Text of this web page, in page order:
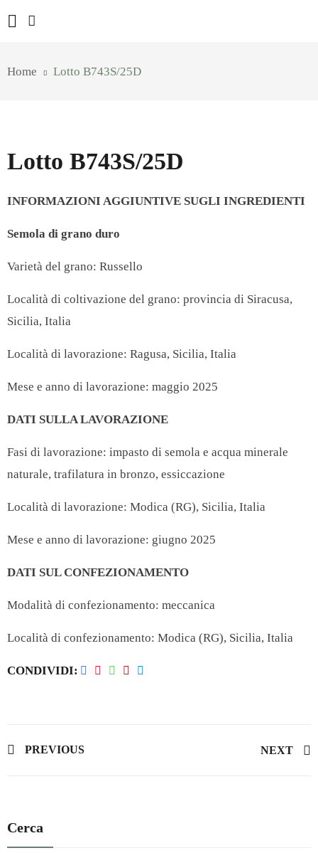
Home Lotto B743S/25D
Lotto B743S/25D
INFORMAZIONI AGGIUNTIVE SUGLI INGREDIENTI
Semola di grano duro
Varietà del grano: Russello
Località di coltivazione del grano: provincia di Siracusa,
Sicilia, Italia
Località di lavorazione: Ragusa, Sicilia, Italia
Mese e anno di lavorazione: maggio 2025
DATI SULLA LAVORAZIONE
Fasi di lavorazione: impasto di semola e acqua minerale
naturale, trafilatura in bronzo, essiccazione
Località di lavorazione: Modica (RG), Sicilia, Italia
Mese e anno di lavorazione: giugno 2025
DATI SUL CONFEZIONAMENTO
Modalità di confezionamento: meccanica
Località di confezionamento: Modica (RG), Sicilia, Italia
CONDIVIDI
PREVIOUS NEXT
Cerca